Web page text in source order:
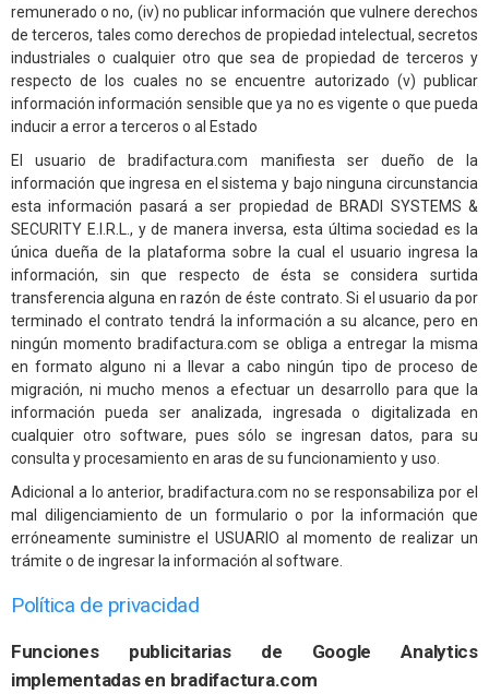
remunerado o no, (iv) no publicar información que vulnere derechos
de terceros, tales como derechos de propiedad intelectual, secretos
industriales o cualquier otro que sea de propiedad de terceros y
respecto de los cuales no se encuentre autorizado (v) publicar
información información sensible que ya no es vigente o que pueda
inducir a error a terceros o al Estado
El usuario de bradifactura.com manifiesta ser dueño de la
información que ingresa en el sistema y bajo ninguna circunstancia
esta información pasará a ser propiedad de BRADI SYSTEMS &
SECURITY E.I.R.L., y de manera inversa, esta última sociedad es la
única dueña de la plataforma sobre la cual el usuario ingresa la
información, sin que respecto de ésta se considera surtida
transferencia alguna en razón de éste contrato. Si el usuario da por
terminado el contrato tendrá la información a su alcance, pero en
ningún momento bradifactura.com se obliga a entregar la misma
en formato alguno ni a llevar a cabo ningún tipo de proceso de
migración, ni mucho menos a efectuar un desarrollo para que la
información pueda ser analizada, ingresada o digitalizada en
cualquier otro software, pues sólo se ingresan datos, para su
consulta y procesamiento en aras de su funcionamiento y uso.
Adicional a lo anterior, bradifactura.com no se responsabiliza por el
mal diligenciamiento de un formulario o por la información que
erróneamente suministre el USUARIO al momento de realizar un
trámite o de ingresar la información al software.
Política de privacidad
Funciones publicitarias de Google Analytics
implementadas en bradifactura.com